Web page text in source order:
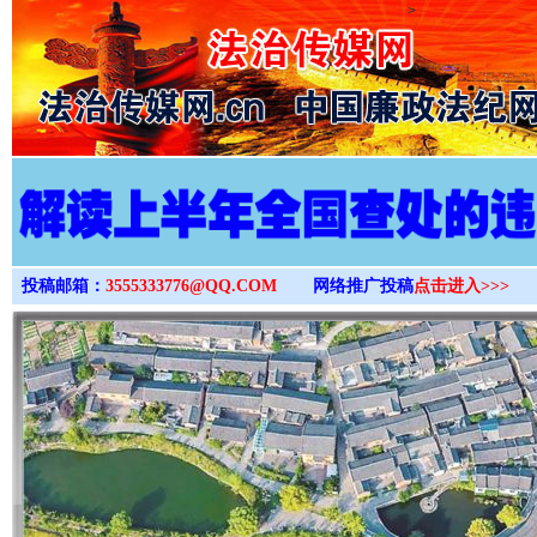
>
投稿邮箱： 3555333776@QQ.COM 网络推广投稿点击进入>>>